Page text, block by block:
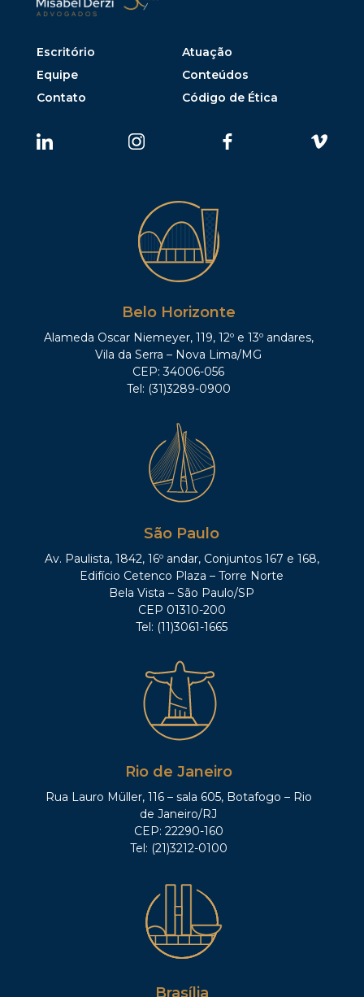
Escritório
Atuação
Equipe
Conteúdos
Contato
Código de Ética
Belo Horizonte
Alameda Oscar Niemeyer, 119, 12º e 13º andares,
Vila da Serra – Nova Lima/MG
CEP: 34006-056
Tel: (31)3289-0900
São Paulo
Av. Paulista, 1842, 16º andar, Conjuntos 167 e 168,
Edifício Cetenco Plaza – Torre Norte
Bela Vista – São Paulo/SP
CEP 01310-200
Tel: (11)3061-1665
Rio de Janeiro
Rua Lauro Müller, 116 – sala 605, Botafogo – Rio
de Janeiro/RJ
CEP: 22290-160
Tel: (21)3212-0100
Brasília